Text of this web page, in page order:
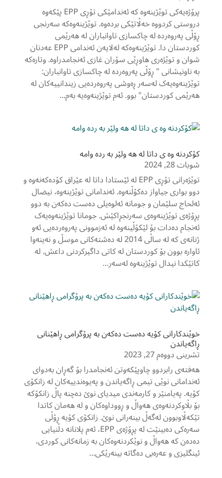
پرۆژەیەکی توێژینەوە کە ئەندامێکی تۆڕی EPP پێکەوە
دروستی کردووە خەڵاتێکی بردەوە. توێژینەوەکە سەرنجی
ڕۆڵی پەروەردە لە چاکسازی تاوانباران لە هەرێمی
کوردستان دا. توێژینەوەکە لەلایەن ئەندامی EPP عەدنان
شوان و توێژەری هاوڕێی سۆران غازی ئەنجامدراوە. وتارەکە
بە ناونیشانی " ڕۆڵی پەروەردە لە چاکسازی تاوانباران:
توێژینەوەیەک لەسەر ڕەوشی پەروەردەیی زیندانییەکان لە
هەرێمی کوردستان" بوو. ئەم توێژینەوەیە بەم...
کۆکردنه وه ی داتا له هه ولێر به رده وامه
شوبات 28, 2024
توێژەرانی تۆڕی EPP لە ئێستادا داتا لە عێراق کۆدەکەنەوە و
دوو بواری جیاواز دەکۆڵنەوە. ئەندامانی توێژینەوە، نیضال
ئەلحاج سلێمان و جومانە ئەلوەیلی دەست دەکەن بە دوو
پڕۆژەی توێژینەوەی سەرنجڕاکێش. جومانا توێژینەوەیەک
ئەنجام دەدات بۆ لێکۆڵینەوە لە ئەزموونی پەروەردەیی ئەو
ژنانەی کە لە ساڵی 2014 لە دەشتەکانی موسڵ و نەینەوا
ئاوارە بوون بۆ کوردستان لە کاتی داگیرکردنی داعش. لە
کاتێکدا نیدال توێژینەوە لەسەر...
خوێندکارانی کۆیە دەست دەکەن بە پرۆگرامی ڕاهێنانی
ڕاگەیاندن
تشرینی دووەم 27, 2023
هەفتەی رابردوو چاوپێکەوتن ئەنجامدرا بۆ گەڕان بەدوای
ئەندامانی نوێی تیمی ڕاگەیاندن و پەیوەندییەکان لە زانکۆی
کۆیە. پەیامنێر و کارمەندی میدیای نوێ دەچنە پاڵ زانکۆکە
بۆ بڵاوکردنەوەی هەواڵ و ڕووداوەکان و لە هەمان کاتدا
تێکەڵاوبوون لەگەڵ بینەرانی نوێ. زانکۆی کۆیە ڕۆڵی
سەرەکی دەبینێت لە پڕۆژەی EPP، ئەم پلانانە دڵنیایی
دەدەن کە هەواڵ و نوێکردنەوەکان بە زمانەکانی کوردی،
ئینگلیزی و عەرەبی دەگاتە بینەرێکی...